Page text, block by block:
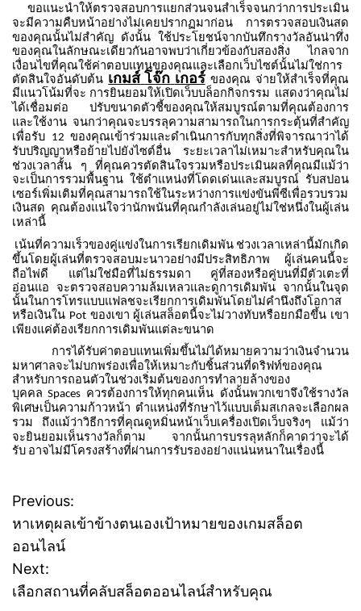
ขอแนะนำให้ตรวจสอบการแยกส่วนจนสำเร็จจนกว่าการประเมิน
จะมีความคืบหน้าอย่างไม่เคยปรากฏมาก่อน
การตรวจสอบเงินสด
ของคุณนั้นไม่สำคัญ
ดังนั้น ใช้ประโยชน์จากบันทึกรางวัลอันน่าทึ่ง
ของคุณในลักษณะเดียวกันอาจพบว่าเกี่ยวข้องกับสองสิ่ง
ไกลจาก
เงื่อนไขที่คุณใช้ค่าตอบแทนของคุณและเลือกเว็บไซต์นั้นไม่ใช่การ
ตัดสินใจอันดับต้น เกมส์ โจ๊ก เกอร์ ของคุณ จ่ายให้สำเร็จที่คุณ
มีแนวโน้มที่จะ การยินยอมให้เปิดเว็บบล็อกกิจกรรม แสดงว่าคุณไม่
ได้เชื่อมต่อ
ปรับขนาดตัวชี้ของคุณให้สมบูรณ์ตามที่คุณต้องการ
และใช้งาน จนกว่าคุณจะบรรลุความสามารถในการกระตุ้นที่สำคัญ
เพื่อรับ 12 ของคุณเข้าร่วมและดำเนินการกับทุกสิ่งที่พิจารณาว่าได้
รับปริญญาหรือย้ายไปยังไซต์อื่น
ระยะเวลาไม่เหมาะสำหรับคุณใน
ช่วงเวลาสั้น
ๆ
ที่คุณควรตัดสินใจรวมหรือประเมินผลที่คุณมีแม้ว่า
จะเป็นการรวมพื้นฐาน ใช้ตำแหน่งที่โดดเด่นและสมบูรณ์ รับสปอน
เซอร์เพิ่มเติมที่คุณสามารถใช้ในระหว่างการแข่งขันพีซีเพื่อรวบรวม
เงินสด คุณต้องแน่ใจว่านักพนันที่คุณกำลังเล่นอยู่ไม่ใช่หนึ่งในผู้เล่น
เหล่านี้
เน้นที่ความเร็วของคู่แข่งในการเรียกเดิมพัน ช่วงเวลาเหล่านี้มักเกิด
ขึ้นโดยผู้เล่นที่ตรวจสอบมะนาวอย่างมีประสิทธิภาพ
ผู้เล่นคนนี้จะ
ถือไพ่ดี
แต่ไม่ใช่มือที่ไม่ธรรมดา
คู่ที่สองหรือคู่บนที่มีตัวเตะที่
อ่อนแอ
จะตรวจสอบความล้มเหลวและดูการเดิมพัน
จากนั้นในจุด
นั้นในการโทรแบบแฟลชจะเรียกการเดิมพันโดยไม่คำนึงถึงโอกาส
หรือเงินใน Pot ของเขา ผู้เล่นสล็อตนี้จะไม่วางทับหรือยกมือขึ้น เขา
เพียงแค่ต้องเรียกการเดิมพันแต่ละขนาด
การได้รับค่าตอบแทนเพิ่มขึ้นไม่ได้หมายความว่าเงินจำนวน
มหาศาลจะไม่บกพร่องเพื่อให้เหมาะกับชิ้นส่วนที่ดริฟท์ของคุณ
สำหรับการถอนตัวในช่วงเริ่มต้นของการทำลายล้างของ
บุคคล Spaces ควรต้องการให้ทุกคนเห็น ดังนั้นพวกเขาจึงใช้รางวัล
พิเศษเป็นความก้าวหน้า ตำแหน่งที่รักษาไว้แบบเต็มสเกลจะเลือกผล
รวม
ถึงแม้ว่าวิธีการที่คุณดูหมิ่นหน้าเว็บเครื่องเปิดเว็บจริงๆ
แม้ว่า
จะยินยอมเห็นรางวัลก็ตาม
จากนั้นการบรรลุหลักก็คาดว่าจะได้
รับ อาจไม่มีโครงสร้างที่ผ่านการรับรองอย่างแน่นหนาในเรื่องนี้
P
o
s
Previous:
หาเหตุผลเข้าข้างตนเองเป้าหมายของเกมสล็อต
ออนไลน์
Next:
เลือกสถานที่คลับสล็อตออนไลน์สำหรับคุณ